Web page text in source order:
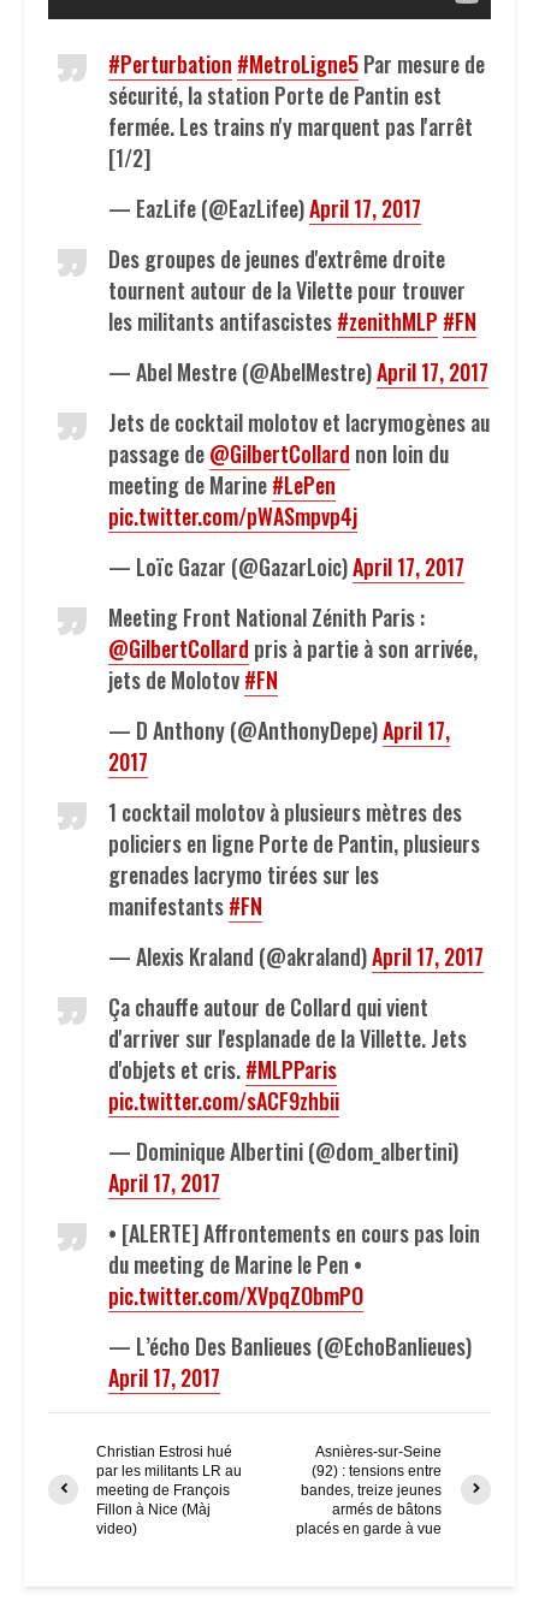
#Perturbation #MetroLigne5Par mesure de
sécurité, la station Porte de Pantin est
fermée. Les trains n'y marquent pas l'arrêt
[1/2]
— EazLife (@EazLifee)April 17, 2017
Des groupes de jeunes d'extrême droite
tournent autour de la Vilette pour trouver
les militants antifascistes#zenithMLP #FN
— Abel Mestre (@AbelMestre)April 17, 2017
Jets de cocktail molotov et lacrymogènes au
passage de@GilbertCollard non loin du
meeting de Marine#LePen
pic.twitter.com/pWASmpvp4j
— Loïc Gazar (@GazarLoic)April 17, 2017
Meeting Front National Zénith Paris :
@GilbertCollard pris à partie à son arrivée,
jets de Molotov#FN
— D Anthony (@AnthonyDepe)April 17,
2017
1 cocktail molotov à plusieurs mètres des
policiers en ligne Porte de Pantin, plusieurs
grenades lacrymo tirées sur les
manifestants#FN
— Alexis Kraland (@akraland)April 17, 2017
Ça chauffe autour de Collard qui vient
d'arriver sur l'esplanade de la Villette. Jets
d'objets et cris.#MLPParis
pic.twitter.com/sACF9zhbii
— Dominique Albertini (@dom_albertini)
April 17, 2017
• [ALERTE] Affrontements en cours pas loin
du meeting de Marine le Pen •
pic.twitter.com/XVpqZObmPO
— L’écho Des Banlieues (@EchoBanlieues)
April 17, 2017
Christian Estrosi hué
par les militants LR au
meeting de François
Fillon à Nice (Màj
video)
Asnières-sur-Seine
(92) : tensions entre
bandes, treize jeunes
armés de bâtons
placés en garde à vue